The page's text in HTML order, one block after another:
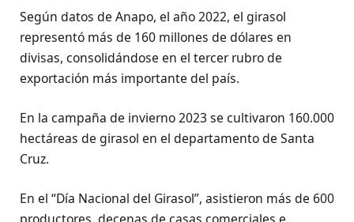
Según datos de Anapo, el año 2022, el girasol
representó más de 160 millones de dólares en
divisas, consolidándose en el tercer rubro de
exportación más importante del país.
En la campaña de invierno 2023 se cultivaron 160.000
hectáreas de girasol en el departamento de Santa
Cruz.
En el “Día Nacional del Girasol”, asistieron más de 600